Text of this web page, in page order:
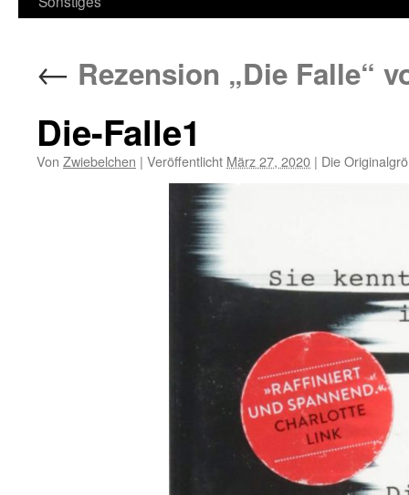
← Rezension „Die Falle“
Die-Falle1
Von Zwiebelchen | Veröffentlicht März 27, 2020 | Die